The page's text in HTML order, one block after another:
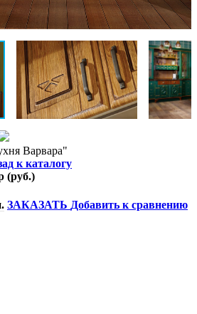
Варвара"
к каталогу
(руб.)
ЗАКАЗАТЬ Добавить к сравнению